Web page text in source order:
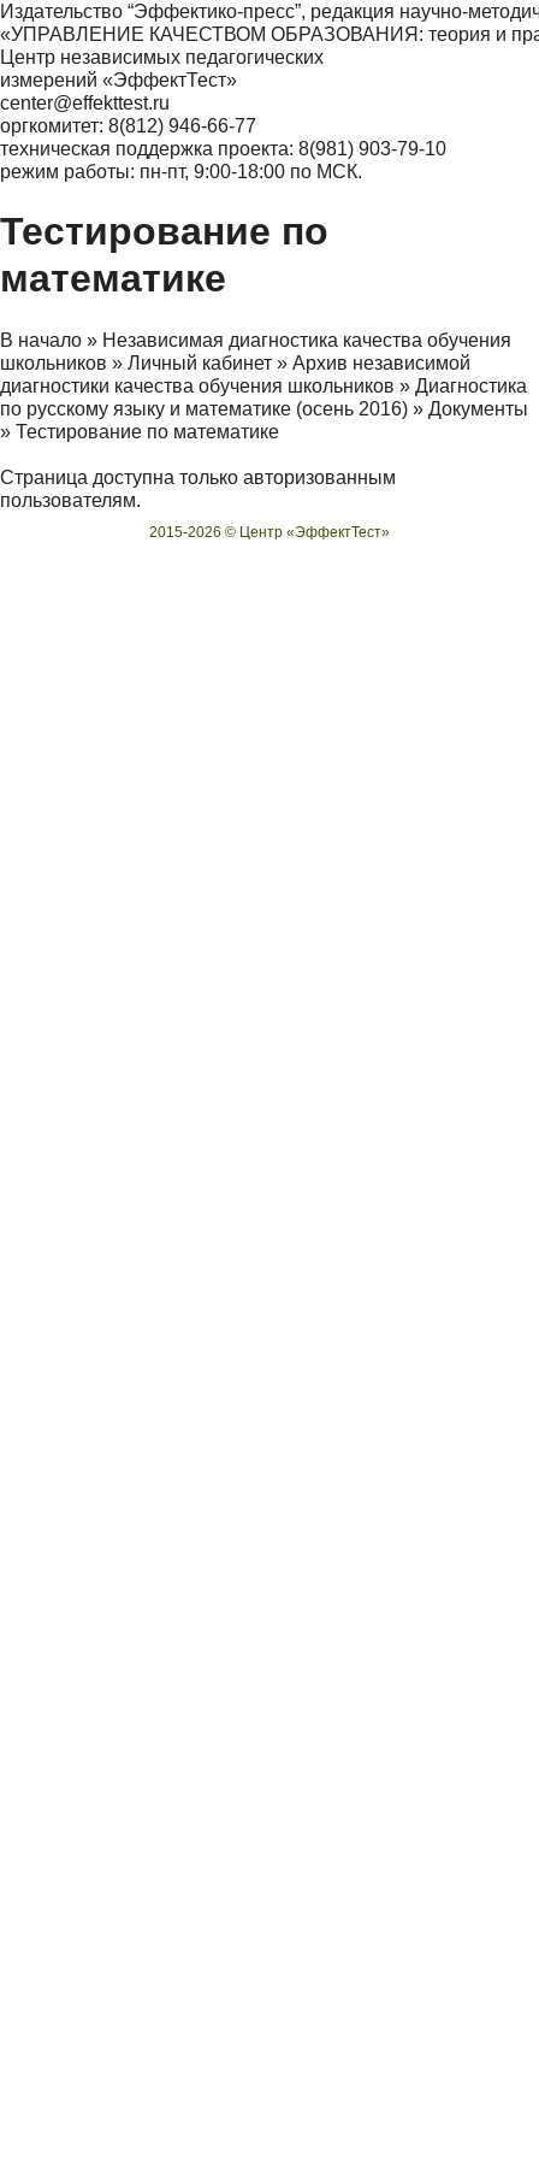
Издательство “Эффектико-пресс”, редакция научно-
«УПРАВЛЕНИЕ КАЧЕСТВОМ ОБРАЗОВАНИЯ: теория и
Центр независимых педагогических
измерений «ЭффектТест»
center@effekttest.ru
оргкомитет: 8(812) 946-66-77
техническая поддержка проекта: 8(981) 903-79-10
режим работы: пн-пт, 9:00-18:00 по МСК.
Тестирование по
математике
В начало » Независимая диагностика качества обучения
школьников » Личный кабинет » Архив независимой
диагностики качества обучения школьников » Диагностика
по русскому языку и математике (осень 2016) » Документы
» Тестирование по математике
Страница доступна только авторизованным
пользователям.
2015-2026 © Центр «ЭффектТест»